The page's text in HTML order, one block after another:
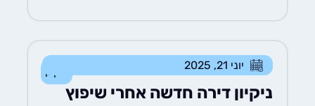
יוני 21, 2025
ניקיון דירה חדשה אחרי שיפוץ